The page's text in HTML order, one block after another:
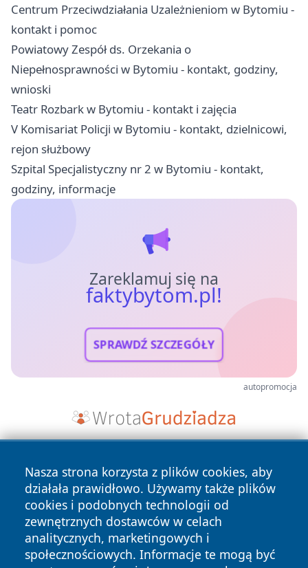
Centrum Przeciwdziałania Uzależnieniom w Bytomiu -
kontakt i pomoc
Powiatowy Zespół ds. Orzekania o
Niepełnosprawności w Bytomiu - kontakt, godziny,
wnioski
Teatr Rozbark w Bytomiu - kontakt i zajęcia
V Komisariat Policji w Bytomiu - kontakt, dzielnicowi,
rejon służbowy
Szpital Specjalistyczny nr 2 w Bytomiu - kontakt,
godziny, informacje
Zareklamuj się na
faktybytom.pl!
SPRAWDŹ SZCZEGÓŁY
autopromocja
Nasza strona korzysta z plików cookies, aby
działała prawidłowo. Używamy także plików
cookies i podobnych technologii od
zewnętrznych dostawców w celach
analitycznych, marketingowych i
społecznościowych. Informacje te mogą być
Copyright © 2026 faktybytom.pl Wszystkie prawa zastrzeżone.